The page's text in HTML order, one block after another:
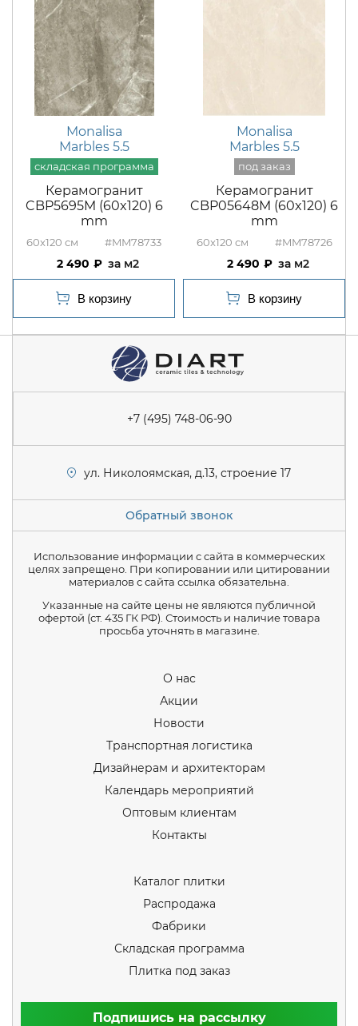
Monalisa
Marbles 5.5
Керамогранит
CBP5695M (60x120) 6
mm
60x120 #MM78733
2 490 м2
Monalisa
Marbles 5.5
Керамогранит
CBP05648M (60x120) 6
mm
60x120 #MM78726
2 490 м2
+7 (495) 748-06-90
ул. Николоямская, д.13, строение 17
Обратный звонок
Использование информации с сайта в коммерческих
целях запрещено. При копировании или цитировании
материалов с сайта ссылка обязательна.
Указанные на сайте цены не являются публичной
офертой (ст. 435 ГК РФ). Стоимость и наличие товара
просьба уточнять в магазине.
О нас
Акции
Новости
Транспортная логистика
Дизайнерам и архитекторам
Календарь мероприятий
Оптовым клиентам
Контакты
Каталог плитки
Распродажа
Фабрики
Складская программа
Плитка под заказ
Подпишись на рассылку